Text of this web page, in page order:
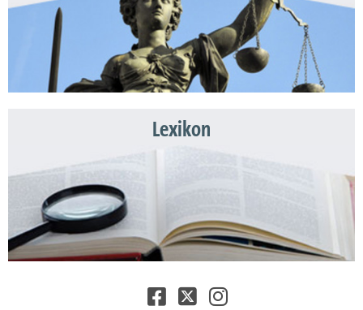
Lexikon